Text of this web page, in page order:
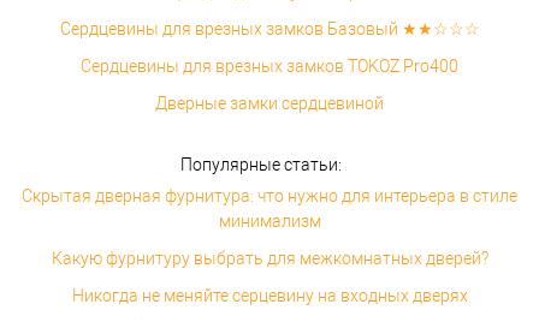
Сердцевины для врезных замков Базовый ★★☆☆☆
Сердцевины для врезных замков TOKOZ Pro400
Дверные замки сердцевиной
Популярные статьи:
Скрытая дверная фурнитура: что нужно для интерьера в стиле
минимализм
Какую фурнитуру выбрать для межкомнатных дверей?
Никогда не меняйте серцевину на входных дверях